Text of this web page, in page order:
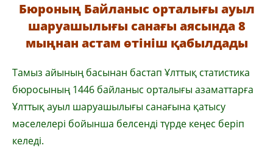
Бюроның Байланыс орталығы ауыл
шаруашылығы санағы аясында 8
мыңнан астам өтініш қабылдады
Тамыз айының басынан бастап Ұлттық статистика
бюросының 1446 байланыс орталығы азаматтарға
Ұлттық ауыл шаруашылығы санағына қатысу
мәселелері бойынша белсенді түрде кеңес беріп
келеді.